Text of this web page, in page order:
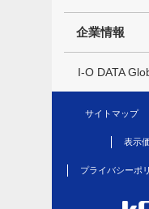
企業情報
I-O DATA
サイトマップ
表示
プライバシーポ